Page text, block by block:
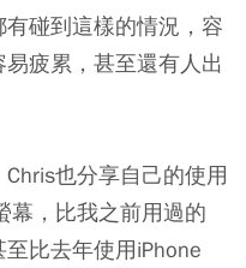
碰到這樣的情況，容
疲累，甚至還有人出
Chris也分享自己的使用
幕，比我之前用過的
比去年使用iPhone